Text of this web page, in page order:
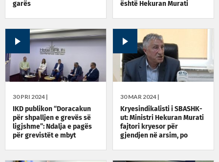
garës
është Hekuran Murati
30 PRI 2024 |
IKD publikon “Doracakun
për shpalljen e grevës së
ligjshme”: Ndalja e pagës
për grevistët e mbyt
30 MAR 2024 |
Kryesindikalisti i SBASHK-
ut: Ministri Hekuran Murati
fajtori kryesor për
gjendjen në arsim, po